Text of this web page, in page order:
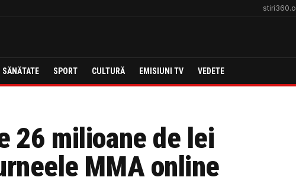
SĂNĂTATE SPORT CULTURĂ EMISIUNI TV VEDETE
26 milioane de lei
MMA online